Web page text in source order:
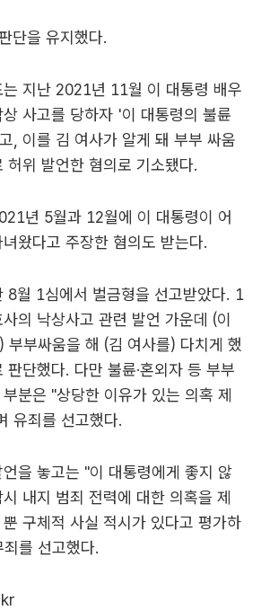
단을 유지했다.
지난 2021년 11월 이 대통령 배우
사고를 당하자 '이 대통령의 불륜
, 이를 김 여사가 알게 돼 부부 싸움
허위 발언한 혐의로 기소됐다.
년 5월과 12월에 이 대통령이 어
왔다고 주장한 혐의도 받는다.
8월 1심에서 벌금형을 선고받았다. 1
의 낙상사고 관련 발언 가운데 (이
부부싸움을 해 (김 여사를) 다치게 했
단했다. 다만 불륜·혼외자 등 부부
분은 "상당한 이유가 있는 의혹 제
유죄를 선고했다.
을 놓고는 "이 대통령에게 좋지 않
내지 범죄 전력에 대한 의혹을 제
구체적 사실 적시가 있다고 평가하
를 선고했다.